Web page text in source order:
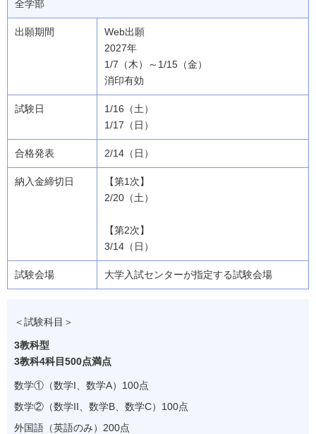
全学部
Web出願
2027年
1/7（木）～1/15（金）
消印有効
1/16（土）
1/17（日）
2/14（日）
【第1次】
2/20（土）
【第2次】
3/14（日）
大学入試センターが指定する試験会場
＜試験科目＞
3教科型
3教科4科目500点満点
数学①（数学I、数学A）100点
数学②（数学II、数学B、数学C）100点
外国語（英語のみ）200点